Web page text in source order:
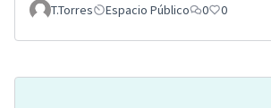
T.Torres Espacio Público 0 0